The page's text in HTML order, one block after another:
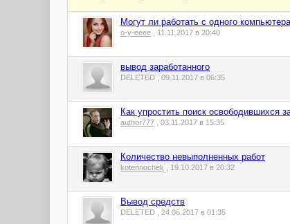
Могут ли работать с одного
o-y-eeee , 11.11.2017 в 20:40
вывод заработанного
DELETED , 09.11.2017 в 06:35
Как упростить поиск освободившихся
author777 , 03.11.2017 в 15:35
Количество невыполненных работ
kotennochek , 19.10.2017 в 20:32
Вывод средств
DELETED , 24.06.2017 в 01:35